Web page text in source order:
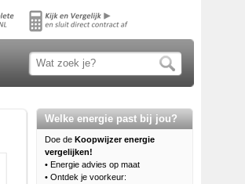
Welke energie past bij jou?
Doe de Koopwijzerenergie
vergelijken!
• Energie advies op maat
• Ontdek je voorkeur: